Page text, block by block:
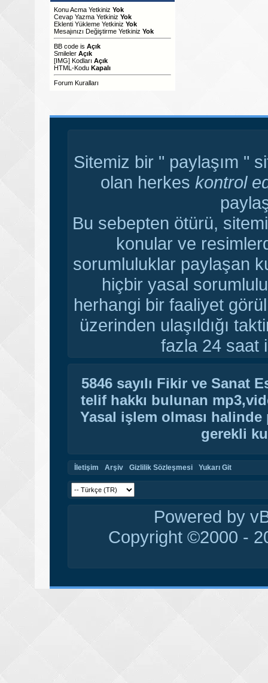
Konu Acma Yetkiniz Yok
Cevap Yazma Yetkiniz Yok
Eklenti Yükleme Yetkiniz Yok
Mesajınızı Değiştirme Yetkiniz Yok
BB code is Açık
Smileler Açık
[IMG] Kodları Açık
HTML-Kodu Kapalı
Forum Kuralları
Sitemiz bir " paylaşım "
olan herkes kontrol
Bu sebepten ötürü,
konular ve
sorumluluklar paylaşan
hiçbir yasal
herhangi bir faaliyet
üzerinden ulaşıldığı
fazla 24 saat
5846 sayılı Fikir ve Sanat
telif hakkı bulunan
Yasal işlem olması
gerekli
İletişim Arşiv Gizlilik Sözleşmesi Yukarı Git
Powered by
Copyright ©2000 -